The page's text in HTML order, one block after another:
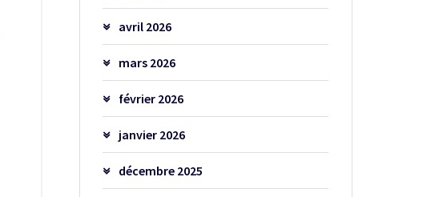
avril 2026
mars 2026
février 2026
janvier 2026
décembre 2025